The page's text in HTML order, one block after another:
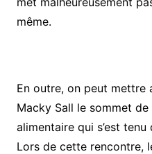
même.
En outre, on peut mettre
Macky Sall le sommet
alimentaire qui s’est
Lors de cette rencontre,